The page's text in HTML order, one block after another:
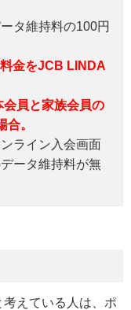
タ維持料の100円
金をJCB LINDA
員と家族会員の
。
ライン入会画面
ータ維持料が無
えている人は、ポ